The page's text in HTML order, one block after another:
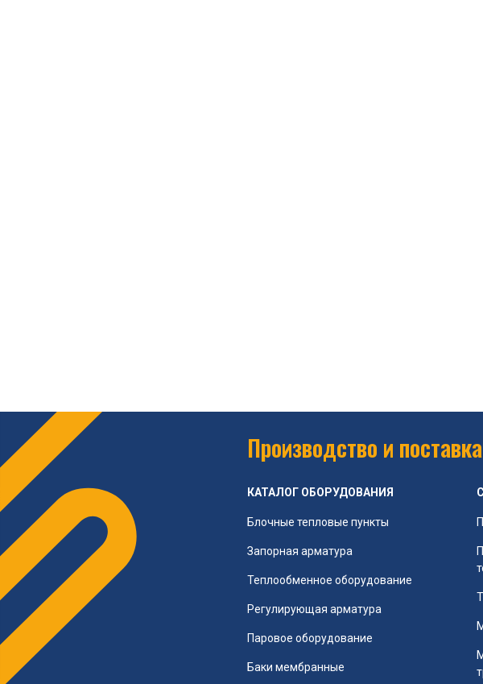
Производство и
КАТАЛОГ ОБОРУДОВАНИЯ
Блочные тепловые пункты
Запорная арматура
Теплообменное оборудование
Регулирующая арматура
Паровое оборудование
Баки мембранные